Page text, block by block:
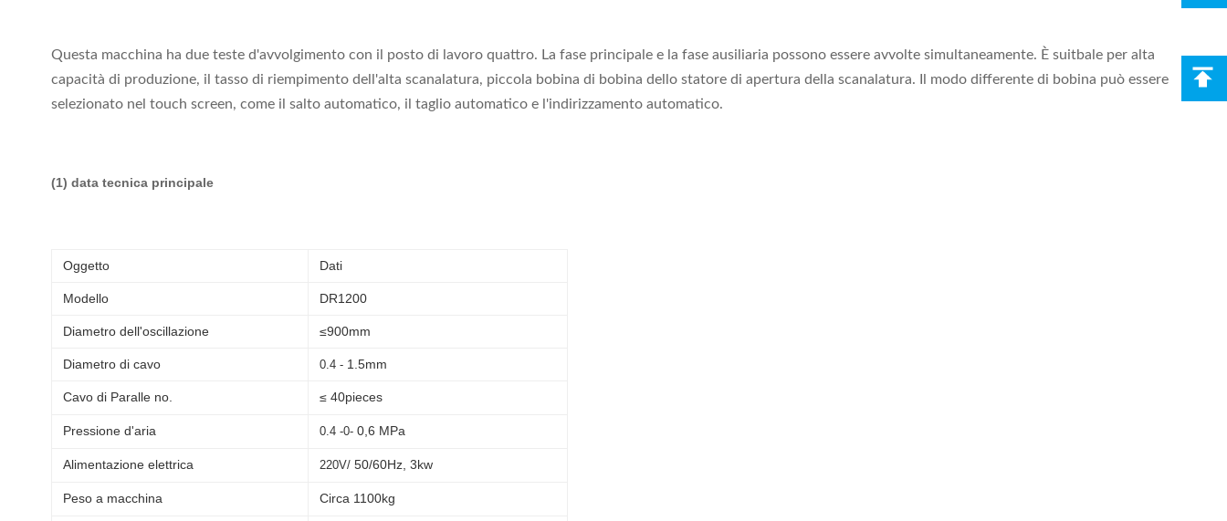
Questa macchina ha due teste d'avvolgimento con il posto di lavoro quattro. La fase principale e la fase ausiliaria possono essere avvolte simultaneamente. È suitbale per alta
capacità di produzione, il tasso di riempimento dell'alta scanalatura, piccola bobina di bobina dello statore di apertura della scanalatura. Il modo differente di bobina può essere
selezionato nel touch screen, come il salto automatico, il taglio automatico e l'indirizzamento automatico.
(1) data tecnica principale
Oggetto Dati
Modello DR1200
Diametro dell'oscillazione ≤900mm
Diametro di cavo 0.4 - 1.5mm
Cavo di Paralle no. ≤ 40pieces
Pressione d'aria 0.4 -0- 0,6 MPa
Alimentazione elettrica 220V/ 50/60Hz, 3kw
Peso a macchina Circa 1100kg